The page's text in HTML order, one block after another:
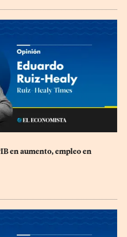
en aumento, empleo en